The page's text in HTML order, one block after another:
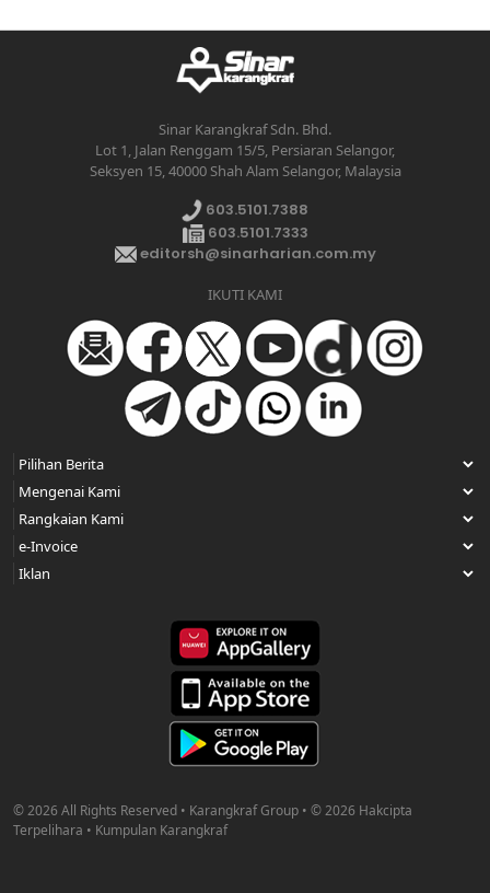
Sinar Karangkraf Sdn. Bhd.
Lot 1, Jalan Renggam 15/5, Persiaran Selangor,
Seksyen 15, 40000 Shah Alam Selangor, Malaysia
603.5101.7388
603.5101.7333
editorsh@sinarharian.com.my
IKUTI KAMI
© 2026 All Rights Reserved • Karangkraf Group • © 2026 Hakcipta
Terpelihara • Kumpulan Karangkraf